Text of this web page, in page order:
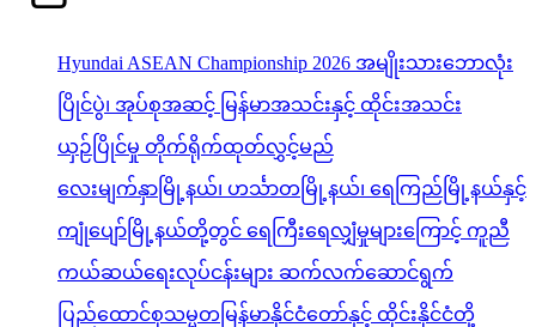
Hyundai ASEAN Championship 2026 အမျိုးသားဘောလုံး
ပြိုင်ပွဲ၊ အုပ်စုအဆင့် မြန်မာအသင်းနှင့် ထိုင်းအသင်း
ယှဉ်ပြိုင်မှု တိုက်ရိုက်ထုတ်လွှင့်မည်
လေးမျက်နှာမြို့နယ်၊ ဟင်္သာတမြို့နယ်၊ ရေကြည်မြို့နယ်နှင့်
ကျုံပျော်မြို့နယ်တို့တွင် ရေကြီးရေလျှံမှုများကြောင့် ကူညီ
ကယ်ဆယ်ရေးလုပ်ငန်းများ ဆက်လက်ဆောင်ရွက်
ပြည်ထောင်စုသမ္မတမြန်မာနိုင်ငံတော်နှင့် ထိုင်းနိုင်ငံတို့